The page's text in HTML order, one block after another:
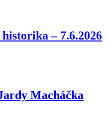
– 7.6.2026
Macháčka